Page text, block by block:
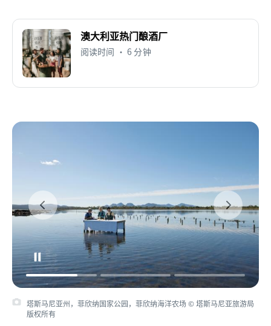
澳大利亚热门酿酒厂
阅读时间 • 6 分钟
塔斯马尼亚州，菲欣纳国家公园，菲欣纳海洋农场 © 塔斯马尼亚旅游局
版权所有